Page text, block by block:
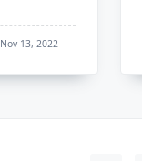
Nov 13, 2022